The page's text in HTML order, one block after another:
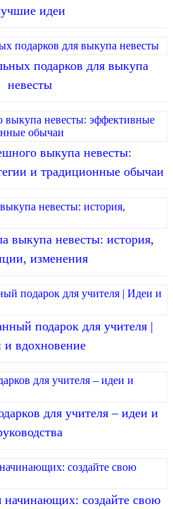
идеи
подарков для выкупа
невесты
выкупа невесты:
и традиционные обычаи
выкупа невесты: история,
изменения
подарок для учителя |
и вдохновение
для учителя – идеи и
начинающих: создайте свою